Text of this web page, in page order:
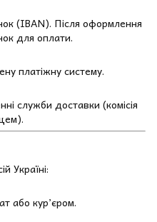
(IBAN). Після оформлення
для оплати.
платіжну систему.
служби доставки (комісія
Україні:
або кур’єром.